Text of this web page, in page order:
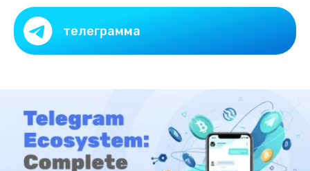
телеграмма